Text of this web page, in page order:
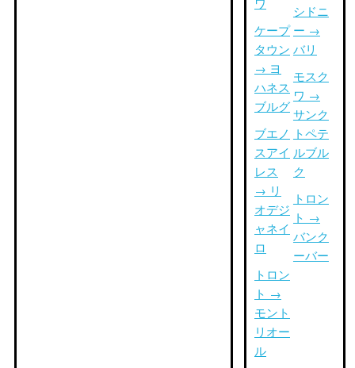
ケープ
タウン
→ ヨ
ハネス
ブルグ
ブエノ
スアイ
レス
→ リ
オデジ
ャネイ
ロ
トロン
ト →
モント
リオー
ル
シドニ
ー →
バリ
モスク
ワ →
サンク
トペテ
ルブル
ク
トロン
ト →
バンク
ーバー